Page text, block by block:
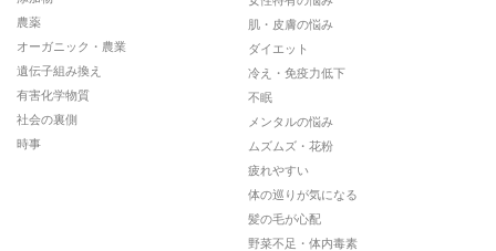
農薬
オーガニック・農業
遺伝子組み換え
有害化学物質
社会の裏側
時事
肌・皮膚の悩み
ダイエット
冷え・免疫力低下
不眠
メンタルの悩み
ムズムズ・花粉
疲れやすい
体の巡りが気になる
髪の毛が心配
野菜不足・体内毒素